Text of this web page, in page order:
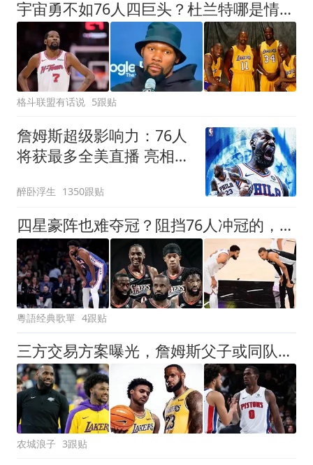
宇宙勇不如76人四巨头？杜兰特哪是情商低，分明是有私心啊！
格斗联盟有话说 5跟贴
詹姆斯超级影响力：76人
将获最多全美直播 亮相揭
醉卧浮生 1350跟贴
四星豪阵也难夺冠？阻挡76人冲冠的，是三座无法逾越的大山
粵語经典歌單 4跟贴
三方交易方案曝光，詹姆斯父子或同队，湖人换三分炮台
农城浪子 3跟贴